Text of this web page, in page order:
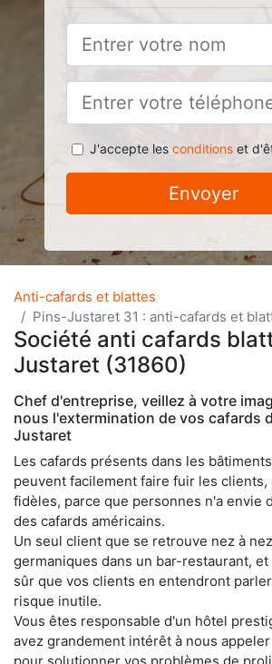
J'accepte les conditionset
Envoyer
Anti-cafards et blattes
Pins-Justaret 31 : anti-cafards et
Société anti cafards
Justaret (31860)
Chef d'entreprise, veillez à votre
nous l'extermination de vos cafards
Justaret
Les cafards présents dans les
peuvent facilement faire fuir les clients,
fidèles, parce que personnes n'a envie
des cafards américains.
Un seul client que se retrouve nez à
germaniques dans un bar-restaurant,
sûr que vos clients en entendront
risque inutile.
Vous êtes responsable d'un hôtel
avez grandement intérêt à nous